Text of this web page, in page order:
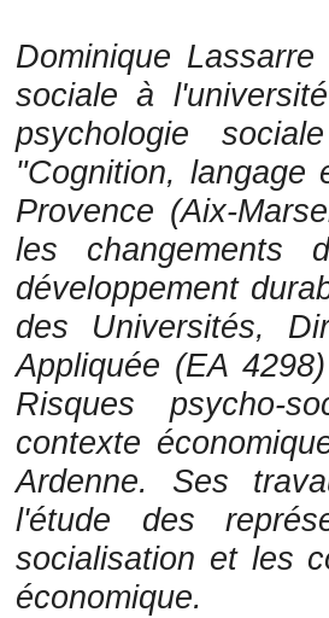
Dominique
sociale à
psychologie
"Cognition, langage
Provence (Aix-
les changements
développement
des Universités,
Appliquée (EA
Risques psycho-
contexte
Ardenne. Ses
l'étude des
socialisation et les
économique.